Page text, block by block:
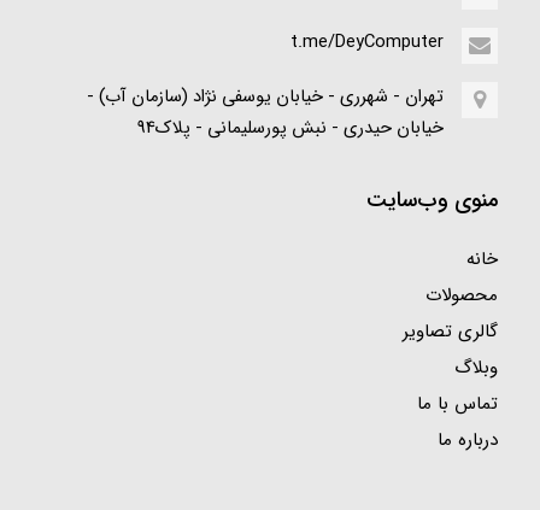
t.me/DeyComputer
تهران - شهرری - خیابان یوسفی نژاد (سازمان آب) -
خیابان حیدری - نبش پورسلیمانی - پلاک94
منوی وب‌سایت
خانه
محصولات
گالری تصاویر
وبلاگ
تماس با ما
درباره ما